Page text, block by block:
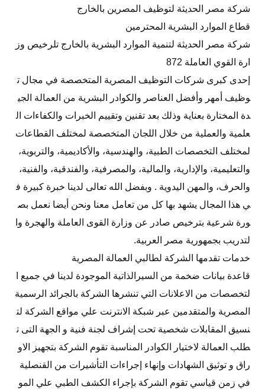
شركة مصر الحديثة لتوظيف المصرين بالخارج
قطاع الموارد البشرية المحترمين
شركة مصر الحديثة لتنمية الموارد البشرية بالخارج تلرخيص وز
ارة القوي العاملة 872
إحدى كبرى شركات التوظيف المصرية المتخصصة في مجال ت
وظيف أمهر وأفضل العناصر والكوادر البشرية من العمالة الجي
دة المختارة بعناية وذلك بعد تقنين وتقييم الخبرات والكفاءات ال
علمية والعملية من خلال اللجان المتخصصة لمختلف القطاعات
لمختلف التخصصات الطبية، والهندسية، والأكاديمية، والتربوية،
والتعليمية، والإدارية، والمالية، والمصرفية، والفندقية، والفنية،
والحرف، والمهن اليدوية . وبفضل الله تعالى لدينا خبرة كبيرة ف
ي هذا المجال يشهد بها كل من تعامل معنا ونحن أيضا نعمل بص
ورة شرعية بترخيص صادر عن وزارة القوى العاملة والهجرة وا
لتدريب بجمهورية مصر العربية.
خدمات تقدمها الشركة لطالبي العمالة المصرية
قاعدة بيانات ضخمة من السيرالذاتية الموجودة لدينا في جميع ا
لتخصصات من الاعلانات التي تنشرها الشركة بالجرائد الرسمية
المصرية والمتقدمين عبر شبكة الانترنت علي مواقع الشركة لت
نسيق المقابلات شخصية تحت إشراف لجنة فنية و الجهة التى ت
طلب العمالة لاختيار الكوادر المناسبة تقوم الشركة بتجهيز الاو
راق و توثيق الشهادات وإنهاء إجراءات التأشيرات من القنصلية
في زمن قياسي تقوم الشركة بإجراء الكشف الطبي علي المو